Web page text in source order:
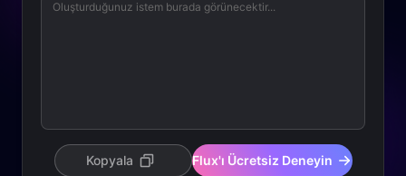
Kopyala Flux'ı Ücretsiz Deneyin